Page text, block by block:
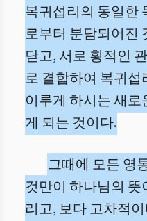
복귀섭리의 동일한
로부터 분담되어진
닫고, 서로 횡적인
로 결합하여 복귀
이루게 하시는 새로
게 되는 것이다.
그때에 모든 영
것만이 하나님의 뜻
리고, 보다 고차적